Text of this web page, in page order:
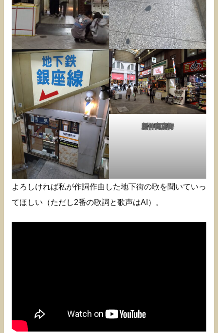
新仲商店街
よろしければ私が作詞作曲した地下街の歌を聞いていっ
てほしい（ただし2番の歌詞と歌声はAI）。